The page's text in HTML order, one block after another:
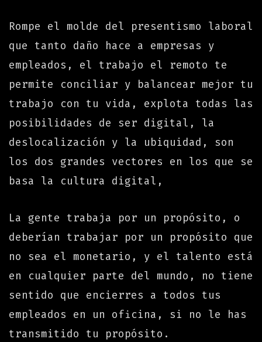
Rompe el molde del presentismo laboral
que tanto daño hace a empresas y
empleados, el trabajo el remoto te
permite conciliar y balancear mejor tu
trabajo con tu vida, explota todas las
posibilidades de ser digital, la
deslocalización y la ubiquidad, son
los dos grandes vectores en los que se
basa la cultura digital,
La gente trabaja por un propósito, o
deberían trabajar por un propósito que
no sea el monetario, y el talento está
en cualquier parte del mundo, no tiene
sentido que encierres a todos tus
empleados en un oficina, si no le has
transmitido tu propósito.